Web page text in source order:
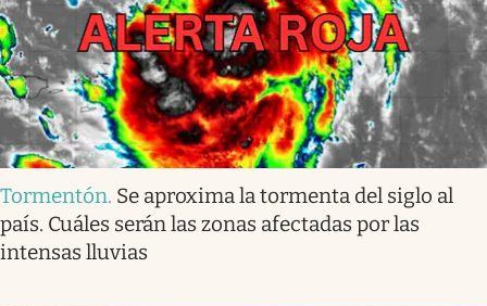
Tormentón. Se aproxima la tormenta del siglo al
país. Cuáles serán las zonas afectadas por las
intensas lluvias